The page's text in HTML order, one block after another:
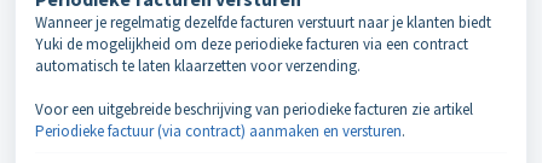
Wanneer je regelmatig dezelfde facturen verstuurt naar je klanten biedt
Yuki de mogelijkheid om deze periodieke facturen via een contract
automatisch te laten klaarzetten voor verzending.
Voor een uitgebreide beschrijving van periodieke facturen zie artikel
Periodieke factuur (via contract) aanmaken en versturen.